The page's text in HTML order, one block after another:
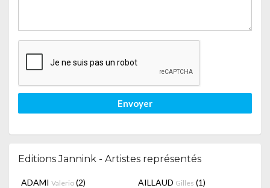
Envoyer
Editions Jannink - Artistes représentés
ADAMI Valerio (2) AILLAUD Gilles (1)